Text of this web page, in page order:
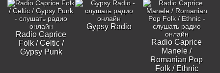
Radio Caprice
Folk / Celtic /
Gypsy Punk
Gypsy Radio
Radio Caprice
Manele /
Romanian Pop
Folk / Ethnic